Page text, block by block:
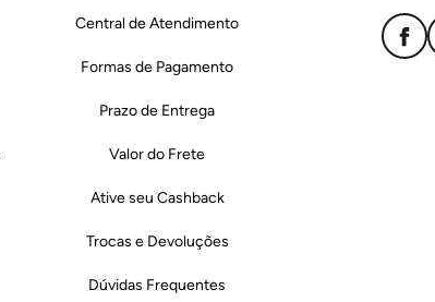
Central de Atendimento
Formas de Pagamento
Prazo de Entrega
Valor do Frete
Ative seu Cashback
Trocas e Devoluções
Dúvidas Frequentes